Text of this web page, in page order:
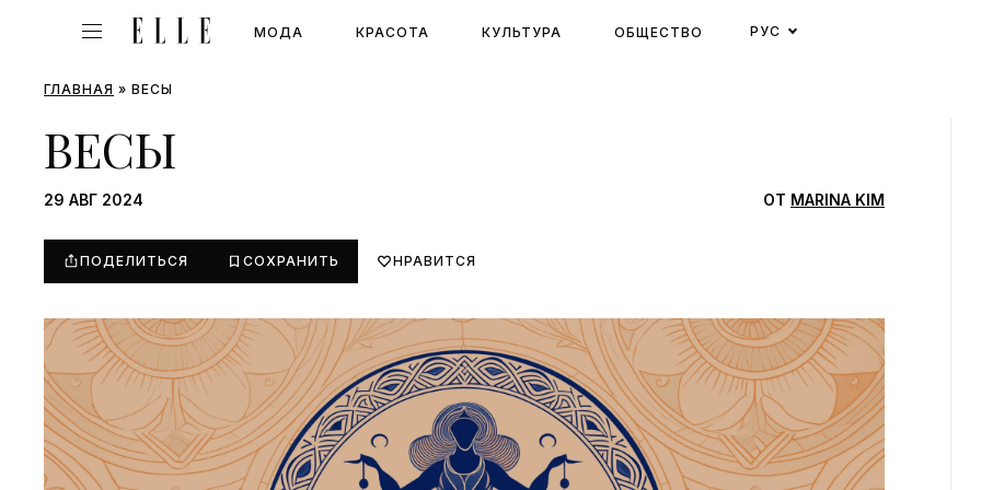
МОДА КРАСОТА КУЛЬТУРА ОБЩЕСТВО РУС
ГЛАВНАЯ » ВЕСЫ
ВЕСЫ
29 АВГ 2024 ОТ MARINA KIM
ПОДЕЛИТЬСЯ СОХРАНИТЬ НРАВИТСЯ